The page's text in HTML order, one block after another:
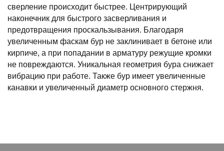
сверление происходит быстрее. Центрирующий
наконечник для быстрого засверливания и
предотвращения проскальзывания. Благодаря
увеличенным фаскам бур не заклинивает в бетоне или
кирпиче, а при попадании в арматуру режущие кромки
не повреждаются. Уникальная геометрия бура снижает
вибрацию при работе. Также бур имеет увеличенные
канавки и увеличенный диаметр основного стержня.